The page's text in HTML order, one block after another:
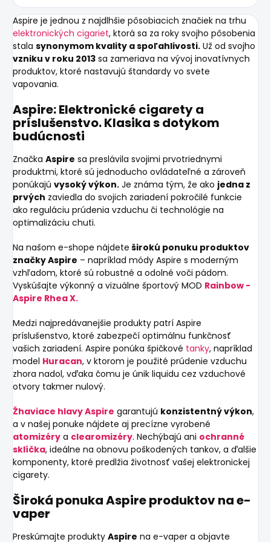
Aspire je jednou z najdlhšie pôsobiacich značiek na trhu
elektronických cigariet, ktorá sa za roky svojho pôsobenia
stala synonymom kvality a spoľahlivosti. Už od svojho
vzniku v roku 2013 sa zameriava na vývoj inovatívnych
produktov, ktoré nastavujú štandardy vo svete
vapovania.
Aspire: Elektronické cigarety a
príslušenstvo. Klasika s dotykom
budúcnosti
Značka Aspire sa preslávila svojimi prvotriednymi
produktmi, ktoré sú jednoducho ovládateľné a zároveň
ponúkajú vysoký výkon. Je známa tým, že ako jedna z
prvých zaviedla do svojich zariadení pokročilé funkcie
ako reguláciu prúdenia vzduchu či technológie na
optimalizáciu chuti.
Na našom e-shope nájdete širokú ponuku produktov
značky Aspire – napríklad módy Aspire s moderným
vzhľadom, ktoré sú robustné a odolné voči pádom.
Vyskúšajte výkonný a vizuálne športový MOD Rainbow -
Aspire Rhea X.
Medzi najpredávanejšie produkty patrí Aspire
príslušenstvo, ktoré zabezpečí optimálnu funkčnosť
vašich zariadení. Aspire ponúka špičkové tanky, napríklad
model Huracan, v ktorom je použité prúdenie vzduchu
zhora nadol, vďaka čomu je únik liquidu cez vzduchové
otvory takmer nulový.
Žhaviace hlavy Aspire garantujú konzistentný výkon,
a v našej ponuke nájdete aj precízne vyrobené
atomizéry a clearomizéry. Nechýbajú ani ochranné
sklíčka, ideálne na obnovu poškodených tankov, a ďalšie
komponenty, ktoré predlžia životnosť vašej elektronickej
cigarety.
Široká ponuka Aspire produktov na e-
vaper
Preskúmajte produkty Aspire na e-vaper a objavte